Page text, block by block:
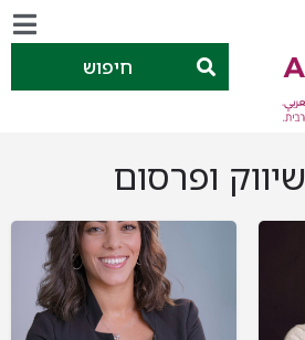
חיפוש
שיווק ופרסום